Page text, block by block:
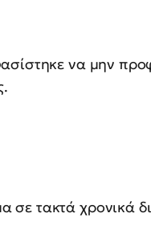
να μην
σε τακτά χρονικά